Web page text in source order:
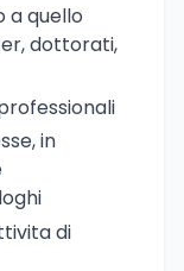
a quello
dottorati,
in
di